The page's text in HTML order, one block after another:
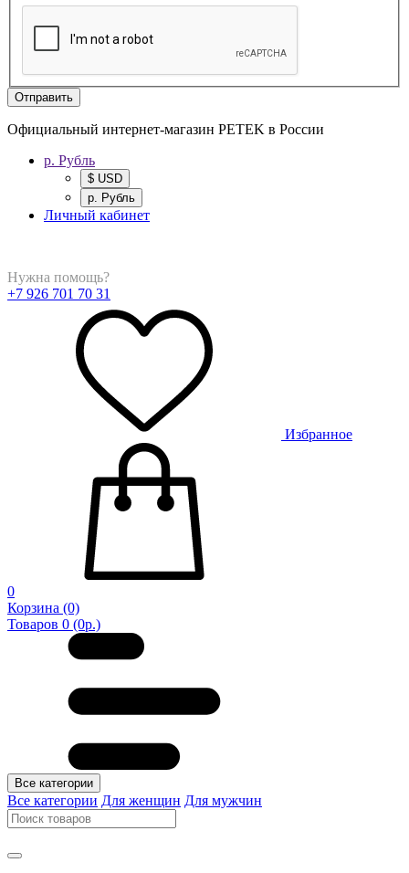
Отправить
Официальный интернет-магазин PETEK в России
р. Рубль
$ USD
р. Рубль
Личный кабинет
Нужна помощь?
+7 926 701 70 31
Избранное
0
Корзина (0)
Товаров 0 (0р.)
Все категории
Все категории Для женщин Для мужчин